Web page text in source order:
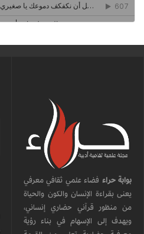
بوابة حراء فضاء علمي ثقافي معرفي
يعنى بقراءة الإنسان والكون والحياة
من منظور قرآني حضاري إنساني،
ويهدف إلى الإسهام في بناء رؤية